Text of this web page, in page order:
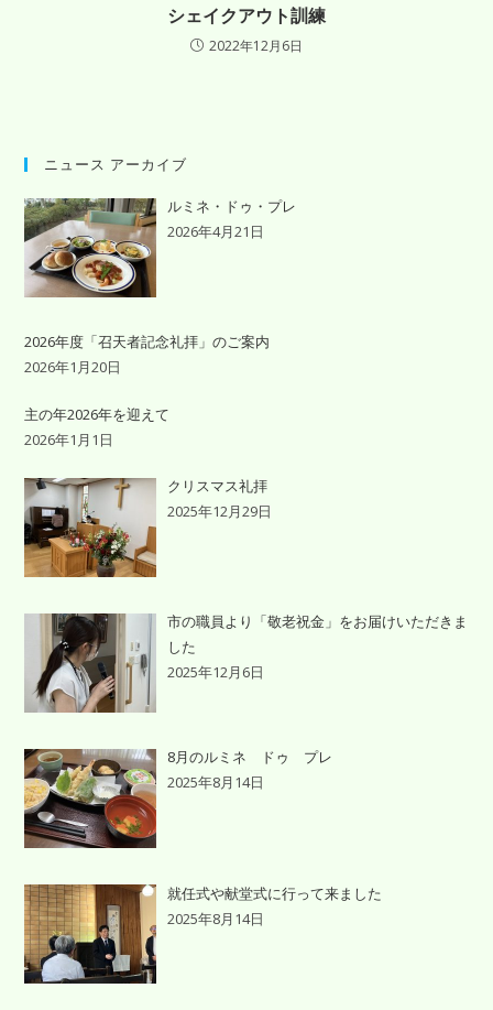
シェイクアウト訓練
2022年12月6日
ニュース アーカイブ
ルミネ・ドゥ・プレ
2026年4月21日
2026年度「召天者記念礼拝」のご案内
2026年1月20日
主の年2026年を迎えて
2026年1月1日
クリスマス礼拝
2025年12月29日
市の職員より「敬老祝金」をお届けいただきま
した
2025年12月6日
8月のルミネ ドゥ プレ
2025年8月14日
就任式や献堂式に行って来ました
2025年8月14日